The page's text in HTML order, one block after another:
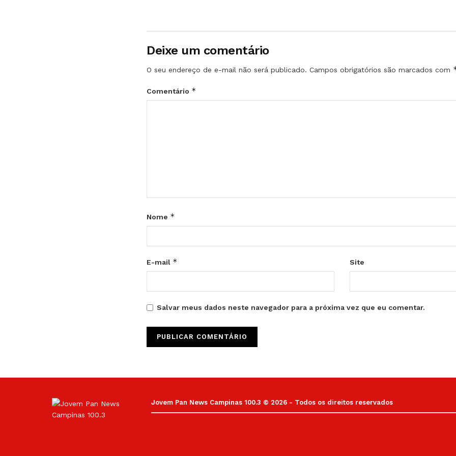
Deixe um comentário
O seu endereço de e-mail não será publicado. Campos obrigatórios são marcados com
Comentário *
Nome *
E-mail * Site
Salvar meus dados neste navegador para a próxima vez que eu comentar.
Jovem Pan News Campinas 100.3 © 2026 - Todos os direitos reservados